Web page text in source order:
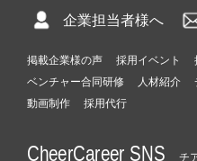
企業担当者様へ
掲載企業様の声 採用イベント
ベンチャー合同研修
人材紹介
動画制作
採用代行
CheerCareer SNS チ